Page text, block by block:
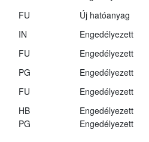
FU
Új hatóanyag
IN
Engedélyezett
FU
Engedélyezett
PG
Engedélyezett
FU
Engedélyezett
HB
Engedélyezett
PG
Engedélyezett